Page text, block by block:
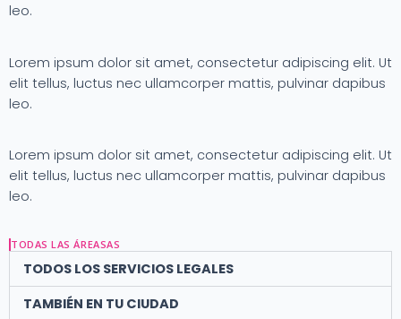
leo.
Lorem ipsum dolor sit amet, consectetur adipiscing elit. Ut
elit tellus, luctus nec ullamcorper mattis, pulvinar dapibus
leo.
Lorem ipsum dolor sit amet, consectetur adipiscing elit. Ut
elit tellus, luctus nec ullamcorper mattis, pulvinar dapibus
leo.
TODAS LAS ÁREASAS
TODOS LOS SERVICIOS LEGALES
TAMBIÉN EN TU CIUDAD